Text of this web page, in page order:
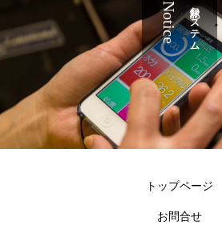
記録システム
Notice
トップページ
お問合せ